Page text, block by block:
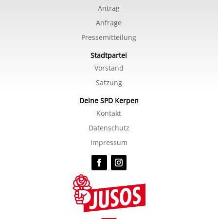
Antrag
Anfrage
Pressemitteilung
Stadtpartei
Vorstand
Satzung
Deine SPD Kerpen
Kontakt
Datenschutz
Impressum